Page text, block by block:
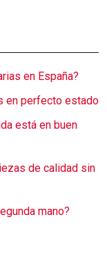
en España?
en perfecto estado
está en buen
de calidad sin
mano?